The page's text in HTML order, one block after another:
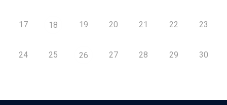
17 18 19 20 21 22 23
24 25 26 27 28 29 30